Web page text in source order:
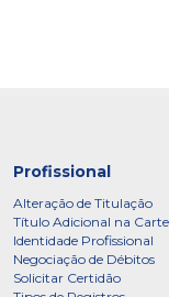
Profissional
Alteração de Titulação
Título Adicional na
Identidade Profissional
Negociação de Débitos
Solicitar Certidão